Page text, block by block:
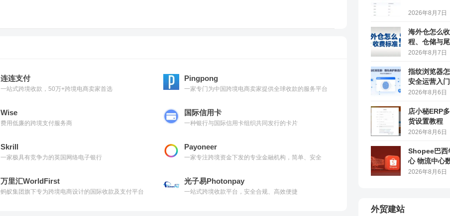
连连支付
一站式跨境收款，50万+跨境电商卖家首选
Pingpong
一家专门为中国跨境电商卖家提供全球收款的服务平台
Wise
费用低廉的跨境支付服务商
国际信用卡
一种银行与国际信用卡组织共同发行的卡片
Skrill
一家极具有竞争力的英国网络电子银行
Payoneer
一家专注跨境资金下发的专业金融机构，简单、安全
万里汇WorldFirst
蚂蚁集团旗下专为跨境电商设计的国际收款及支付平台
光子易Photonpay
一站式跨境收款平台，安全合规、高效便捷
2026年8月7日
海外仓怎么
程、仓储与
2026年8月7日
指纹浏览器
安全运营入
2026年8月6日
店小秘ERP
货设置教程
2026年8月6日
Shopee巴西
心 物流中心
2026年8月6日
外贸建站